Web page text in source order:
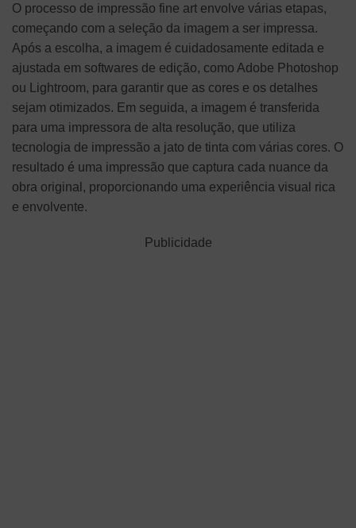
O processo de impressão fine art envolve várias etapas,
começando com a seleção da imagem a ser impressa.
Após a escolha, a imagem é cuidadosamente editada e
ajustada em softwares de edição, como Adobe Photoshop
ou Lightroom, para garantir que as cores e os detalhes
sejam otimizados. Em seguida, a imagem é transferida
para uma impressora de alta resolução, que utiliza
tecnologia de impressão a jato de tinta com várias cores. O
resultado é uma impressão que captura cada nuance da
obra original, proporcionando uma experiência visual rica
e envolvente.
Publicidade